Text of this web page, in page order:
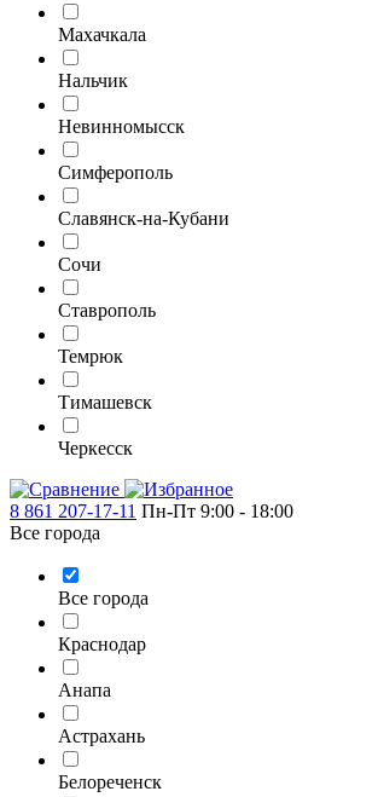
Махачкала
Нальчик
Невинномысск
Симферополь
Славянск-на-Кубани
Сочи
Ставрополь
Темрюк
Тимашевск
Черкесск
8 861 207-17-11 Пн-Пт 9:00 - 18:00
Все города
Все города
Краснодар
Анапа
Астрахань
Белореченск